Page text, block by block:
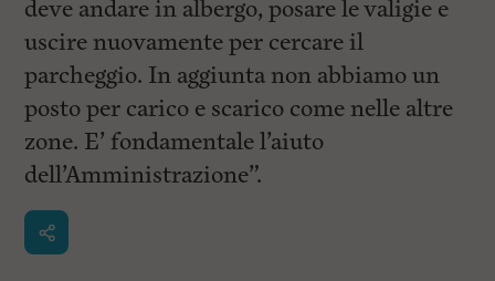
deve andare in albergo, posare le valigie e
uscire nuovamente per cercare il
parcheggio. In aggiunta non abbiamo un
posto per carico e scarico come nelle altre
zone. E’ fondamentale l’aiuto
dell’Amministrazione”.